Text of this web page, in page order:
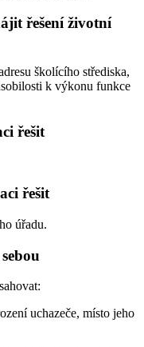
řešení životní
školícího střediska,
k výkonu funkce
řešit
řešit
úřadu.
uchazeče, místo jeho